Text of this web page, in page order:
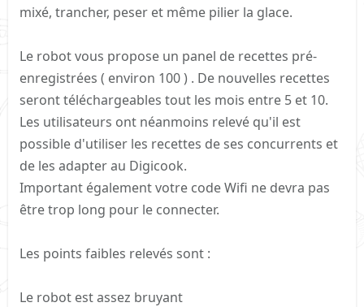
mixé, trancher, peser et même pilier la glace.
Le robot vous propose un panel de recettes pré-
enregistrées ( environ 100 ) . De nouvelles recettes
seront téléchargeables tout les mois entre 5 et 10.
Les utilisateurs ont néanmoins relevé qu'il est
possible d'utiliser les recettes de ses concurrents et
de les adapter au Digicook.
Important également votre code Wifi ne devra pas
être trop long pour le connecter.
Les points faibles relevés sont :
Le robot est assez bruyant